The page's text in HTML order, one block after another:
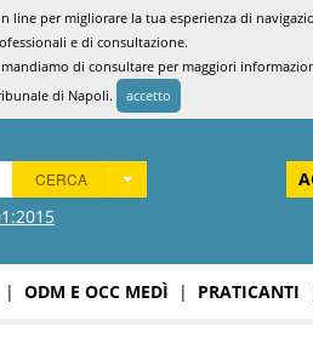
per migliorare la tua esperienza di
e di consultazione.
di consultare per maggiori
di Napoli.
accetto
CERCA
| ODM E OCC MEDÌ | PRATICANTI